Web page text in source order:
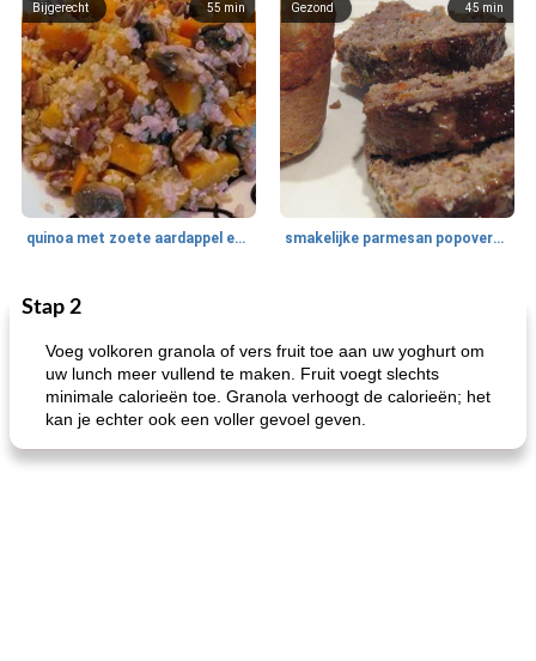
55 min
Bijgerecht
quinoa met zoete aardappel en champignons
45min
Gezond
smakelijke parmesan popovers (gezonder!)
One Dish Meal
Stap 2
Voeg volkoren granola of vers fruit toe aan uw yoghurt om
uw lunch meer vullend te maken. Fruit voegt slechts
minimale calorieën toe. Granola verhoogt de calorieën; het
kan je echter ook een voller gevoel geven.